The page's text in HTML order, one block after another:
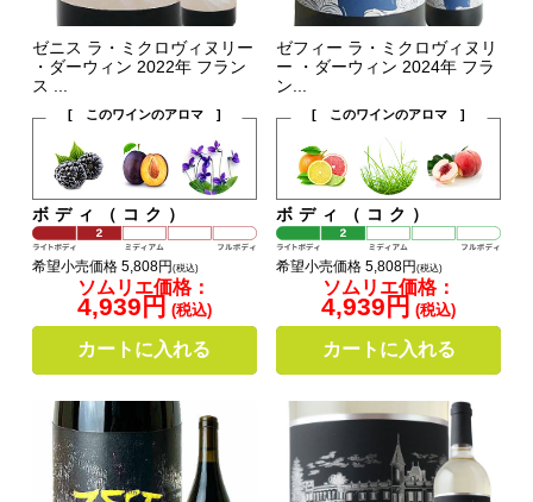
ゼニス ラ・ミクロヴィヌリー
・ダーウィン 2022年 フラン
ス ...
[ このワインのアロマ ]
ボディ（コク）
希望小売価格 5,808円 (税込)
ソムリエ価格：
4,939円 (税込)
カートに入れる
ゼフィー ラ・ミクロヴィヌリ
ー ・ダーウィン 2024年 フラ
ン...
[ このワインのアロマ ]
ボディ（コク）
希望小売価格 5,808円(税込)
ソムリエ価格：
4,939円 (税込)
カートに入れる